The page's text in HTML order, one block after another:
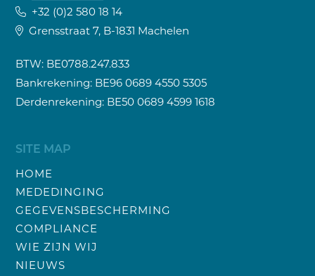
+32 (0)2 580 18 14
Grensstraat 7, B-1831 Machelen
BTW: BE0788.247.833
Bankrekening: BE96 0689 4550 5305
Derdenrekening: BE50 0689 4599 1618
SITE MAP
HOME
MEDEDINGING
GEGEVENSBESCHERMING
COMPLIANCE
WIE ZIJN WIJ
NIEUWS